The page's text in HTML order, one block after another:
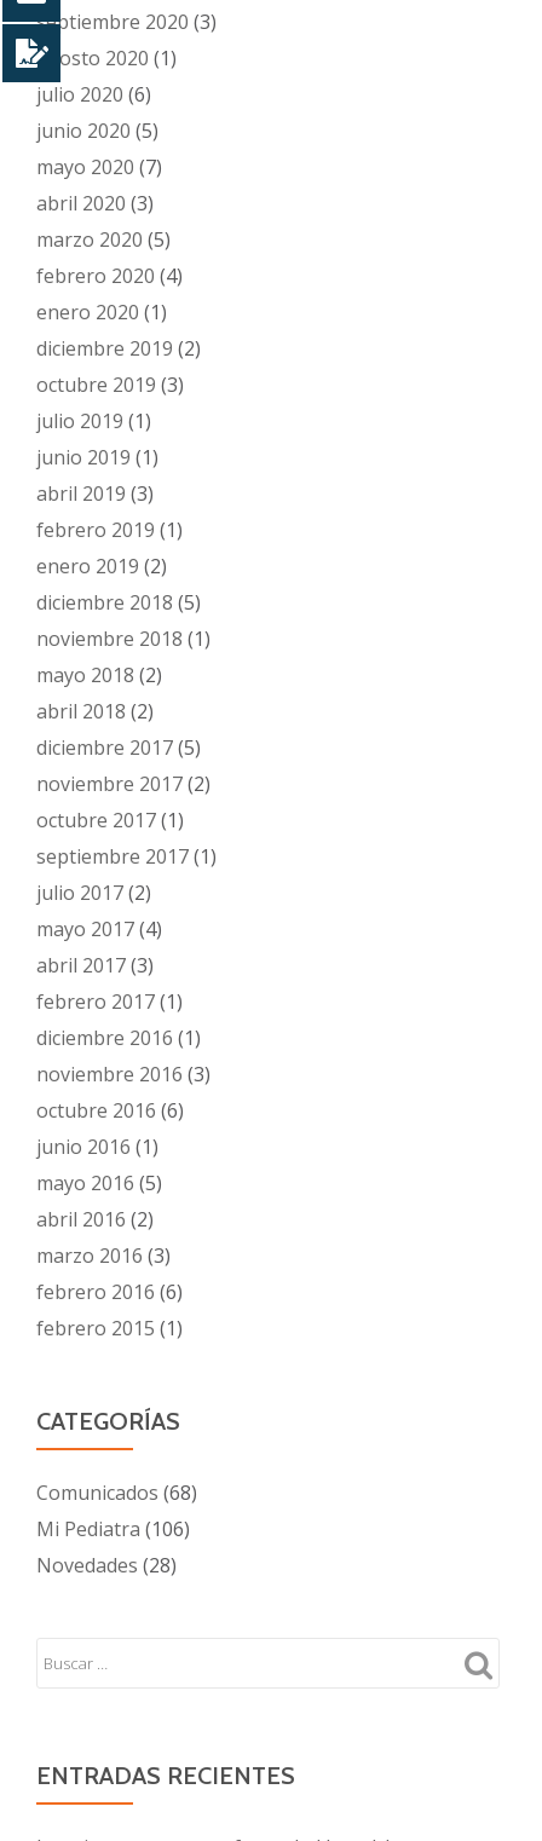
septiembre 2020 (3)
agosto 2020 (1)
julio 2020 (6)
junio 2020 (5)
mayo 2020 (7)
abril 2020 (3)
marzo 2020 (5)
febrero 2020 (4)
enero 2020 (1)
diciembre 2019 (2)
octubre 2019 (3)
julio 2019 (1)
junio 2019 (1)
abril 2019 (3)
febrero 2019 (1)
enero 2019 (2)
diciembre 2018 (5)
noviembre 2018 (1)
mayo 2018 (2)
abril 2018 (2)
diciembre 2017(5)
noviembre 2017(2)
octubre 2017(1)
septiembre 2017(1)
julio 2017(2)
mayo 2017(4)
abril 2017(3)
febrero 2017(1)
diciembre 2016 (1)
noviembre 2016 (3)
octubre 2016 (6)
junio 2016 (1)
mayo 2016 (5)
abril 2016 (2)
marzo 2016 (3)
febrero 2016 (6)
febrero 2015 (1)
CATEGORÍAS
Comunicados (68)
Mi Pediatra (106)
Novedades (28)
ENTRADAS RECIENTES